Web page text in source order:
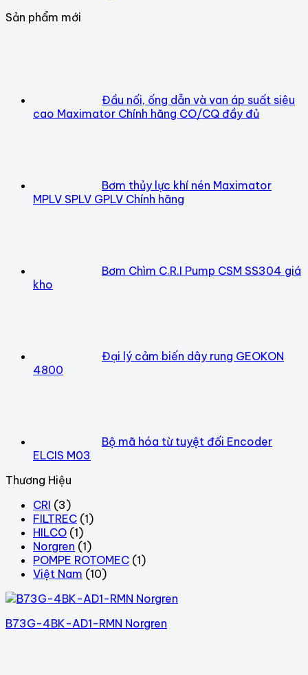
Sản phẩm mới
Đầu nối, ống dẫn và van áp suất siêu
cao Maximator Chính hãng CO/CQ đầy đủ
Bơm thủy lực khí nén Maximator
MPLV SPLV GPLV Chính hãng
Bơm Chìm C.R.I Pump CSM SS304 giá
kho
Đại lý cảm biến dây rung GEOKON
4800
Bộ mã hóa từ tuyệt đối Encoder
ELCIS M03
Thương Hiệu
CRI (3)
FILTREC (1)
HILCO (1)
Norgren (1)
POMPE ROTOMEC (1)
Việt Nam (10)
B73G-4BK-AD1-RMN Norgren